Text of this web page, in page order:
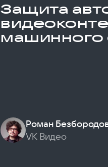
Защита
машинного
Роман
VK Видео